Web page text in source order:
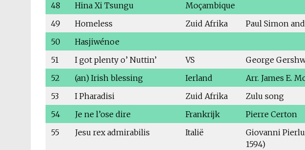
48
Hina Xi Tsungu
Moçambique
49
Homeless Zuid Afrika
Paul Simon
50
Hasjiwénoe
51
I got plenty o’ Nuttin’ VS
George
52
(an) Irish blessing Ierland
Arr. James E.
53
I Pharadisi Zuid Afrika
Zulu song
54
Je ne l’ose dire Frankrijk
Pierre Certon
55
Jesu rex admirabilis Italië
Giovanni
1594)